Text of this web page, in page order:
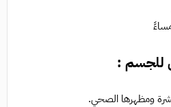
للجسم :
ومظهرها الصحي.